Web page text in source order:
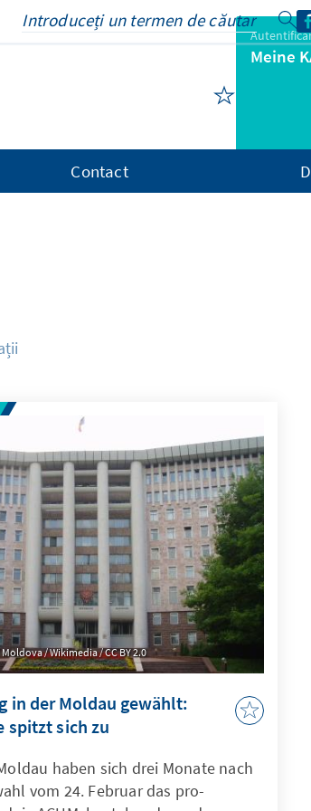
Meine
Contact
/ Wikimedia / CC BY 2.0
in der Moldau gewählt:
spitzt sich zu
haben sich drei Monate nach
vom 24. Februar das pro-